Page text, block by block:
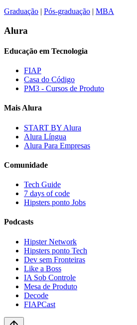
Graduação | Pós-graduação | MBA
Alura
Educação em Tecnologia
FIAP
Casa do Código
PM3 - Cursos de Produto
Mais Alura
START BY Alura
Alura Língua
Alura Para Empresas
Comunidade
Tech Guide
7 days of code
Hipsters ponto Jobs
Podcasts
Hipster Network
Hipsters ponto Tech
Dev sem Fronteiras
Like a Boss
IA Sob Controle
Mesa de Produto
Decode
FIAPCast